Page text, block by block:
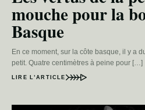
mouche pour la
Basque
En ce moment, sur la côte basque, il y a
petit. Quatre centimètres à peine pour […]
LIRE L’ARTICLE